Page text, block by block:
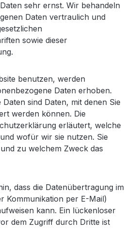
sehr ernst. Wir behandeln
Daten vertraulich und
sowie dieser
benutzen, werden
Daten erhoben.
sind Daten, mit denen Sie
werden können. Die
erläutert, welche
wofür wir sie nutzen. Sie
zu welchem Zweck das
dass die Datenübertragung im
Kommunikation per E-Mail)
kann. Ein lückenloser
dem Zugriff durch Dritte ist